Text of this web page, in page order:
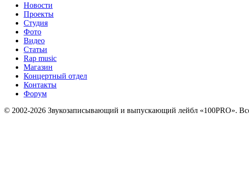
Новости
Проекты
Студия
Фото
Видео
Статьи
Rap music
Магазин
Концертный отдел
Контакты
Форум
© 2002-2026 Звукозаписывающий и выпускающий лейбл «100PRO».